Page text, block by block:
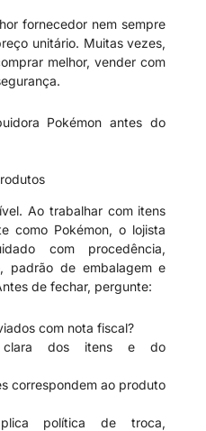
fornecedor nem sempre
unitário. Muitas vezes,
melhor, vender com
Pokémon antes do
Ao trabalhar com itens
como Pokémon, o lojista
com procedência,
padrão de embalagem e
de fechar, pergunte:
com nota fiscal?
clara dos itens e do
correspondem ao produto
política de troca,